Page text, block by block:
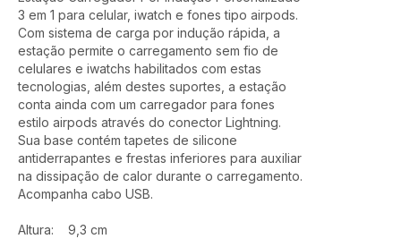
3 em 1 para celular, iwatch e fones tipo airpods.
Com sistema de carga por indução rápida, a
estação permite o carregamento sem fio de
celulares e iwatchs habilitados com estas
tecnologias, além destes suportes, a estação
conta ainda com um carregador para fones
estilo airpods através do conector Lightning.
Sua base contém tapetes de silicone
antiderrapantes e frestas inferiores para auxiliar
na dissipação de calor durante o carregamento.
Acompanha cabo USB.
Altura: 9,3 cm